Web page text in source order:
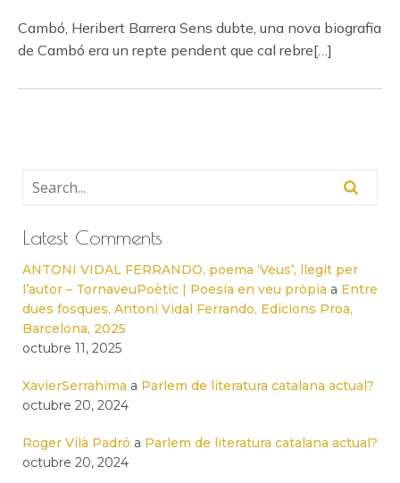
Cambó, Heribert Barrera Sens dubte, una nova biografia
de Cambó era un repte pendent que cal rebre[…]
Latest Comments
ANTONI VIDAL FERRANDO, poema ‘Veus’, llegit per
l’autor – TornaveuPoètic | Poesia en veu pròpia a Entre
dues fosques, Antoni Vidal Ferrando, Edicions Proa,
Barcelona, 2025
octubre 11, 2025
XavierSerrahima a Parlem de literatura catalana actual?
octubre 20, 2024
Roger Vilà Padró a Parlem de literatura catalana actual?
octubre 20, 2024